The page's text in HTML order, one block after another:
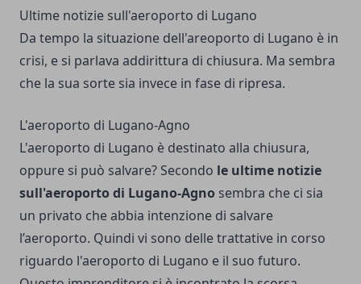
Ultime notizie sull'aeroporto di Lugano
Da tempo la situazione dell'areoporto di Lugano è in
crisi, e si parlava addirittura di chiusura. Ma sembra
che la sua sorte sia invece in fase di ripresa.
L'aeroporto di Lugano-Agno
L'aeroporto di Lugano è destinato alla chiusura,
oppure si può salvare? Secondo le ultime notizie
sull'aeroporto di Lugano-Agno sembra che ci sia
un privato che abbia intenzione di salvare
l’aeroporto. Quindi vi sono delle trattative in corso
riguardo l'aeroporto di Lugano e il suo futuro.